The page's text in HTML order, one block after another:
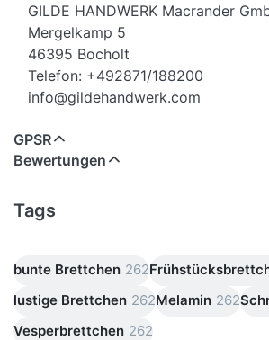
GILDE HANDWERK Macrander
Mergelkamp 5
46395 Bocholt
Telefon: +492871/188200
info@gildehandwerk.com
GPSR
Bewertungen
Tags
bunte Brettchen 262
lustige Brettchen 262Melamin 262
Vesperbrettchen 262